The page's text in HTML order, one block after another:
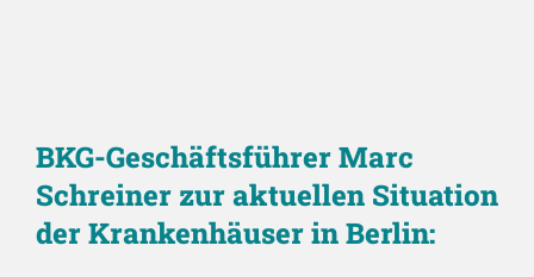
BKG-Geschäftsführer Marc
Schreiner zur aktuellen Situation
der Krankenhäuser in Berlin: